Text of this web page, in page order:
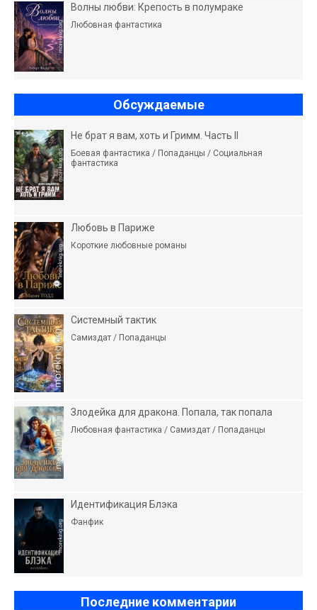
Волны любви: Крепость в полумраке
Любовная фантастика
Обсуждаемые
Не брат я вам, хоть и Гримм. Часть II
Боевая фантастика / Попаданцы / Социальная
фантастика
Любовь в Париже
Короткие любовные романы
Системный тактик
Самиздат / Попаданцы
Злодейка для дракона. Попала, так попала
Любовная фантастика / Самиздат / Попаданцы
Идентификация Блэка
Фанфик
Последние комментарии